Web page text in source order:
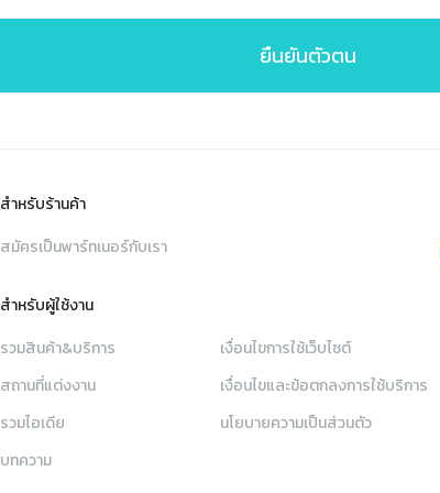
ยืนยันตัวตน
สำหรับร้านค้า
สมัครเป็นพาร์ทเนอร์กับเรา
สำหรับผู้ใช้งาน
รวมสินค้า&บริการ
สถานที่แต่งงาน
รวมไอเดีย
บทความ
เงื่อนไขการใช้เว็บไซต์
เงื่อนไขและข้อตกลงการใช้บริการ
นโยบายความเป็นส่วนตัว